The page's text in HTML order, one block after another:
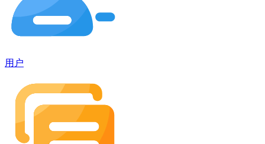
用户